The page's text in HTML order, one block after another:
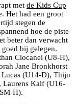
met de Kids Cup
Het had een groot
stegen de
hoe de piste
beter dan verwacht
bij gelegen.
Ciocanel (U8-H),
Jane Bronkhorst
(U14-D), Thijn
Laurens Kalf (U16-
H).